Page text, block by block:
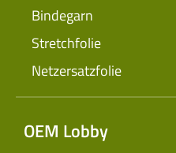
Bindegarn
Stretchfolie
Netzersatzfolie
OEM Lobby